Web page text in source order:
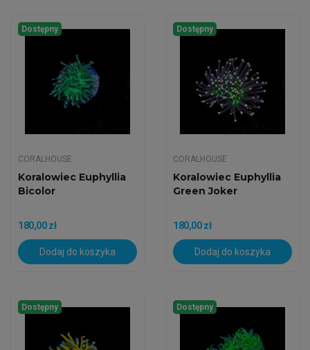
Dostępny
CORALHOUSE
Koralowiec Euphyllia
Bicolor
180,00 zł
Dodaj do koszyka
Dostępny
CORALHOUSE
Koralowiec Euphyllia
Green Joker
180,00 zł
Dodaj do koszyka
Dostępny Dostępny